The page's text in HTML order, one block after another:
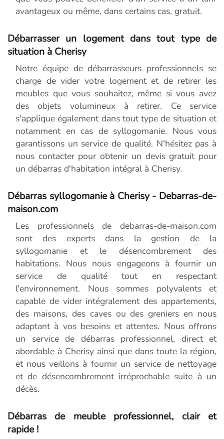
avantageux ou même, dans certains cas, gratuit.
Débarrasser un logement dans tout type de
situation à Cherisy
Notre équipe de débarrasseurs professionnels se
charge de vider votre logement et de retirer les
meubles que vous souhaitez, même si vous avez
des objets volumineux à retirer. Ce service
s'applique également dans tout type de situation et
notamment en cas de syllogomanie. Nous vous
garantissons un service de qualité. N'hésitez pas à
nous contacter pour obtenir un devis gratuit pour
un débarras d'habitation intégral à Cherisy.
Débarras syllogomanie à Cherisy - Debarras-de-
maison.com
Les professionnels de debarras-de-maison.com
sont des experts dans la gestion de la
syllogomanie et le désencombrement des
habitations. Nous nous engageons à fournir un
service de qualité tout en respectant
l'environnement. Nous sommes polyvalents et
capable de vider intégralement des appartements,
des maisons, des caves ou des greniers en nous
adaptant à vos besoins et attentes. Nous offrons
un service de débarras professionnel, direct et
abordable à Cherisy ainsi que dans toute la région,
et nous veillons à fournir un service de nettoyage
et de désencombrement irréprochable suite à un
décès.
Débarras de meuble professionnel, clair et
rapide !